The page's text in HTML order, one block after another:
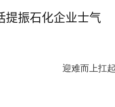
提振石化企业士气
迎难而上扛